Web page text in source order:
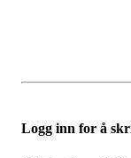
Logg inn for å